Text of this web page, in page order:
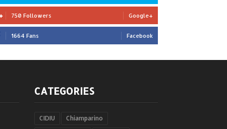
750 Followers Google+
1664 Fans Facebook
CATEGORIES
CIDIU Chiamparino